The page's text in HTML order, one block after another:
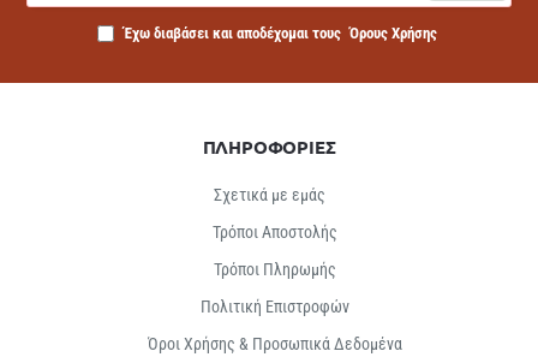
Έχω διαβάσει και αποδέχομαι τους Όρους Χρήσης
ΠΛΗΡΟΦΟΡΙΕΣ
Σχετικά με εμάς
Τρόποι Αποστολής
Τρόποι Πληρωμής
Πολιτική Επιστροφών
Όροι Χρήσης & Προσωπικά Δεδομένα